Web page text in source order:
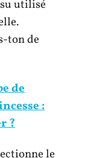
utilisé
ton de
de
:
?
le